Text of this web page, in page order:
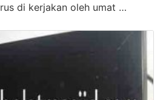
di kerjakan oleh umat …